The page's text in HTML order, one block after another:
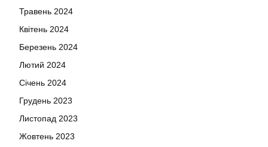
Травень 2024
Квітень 2024
Березень 2024
Лютий 2024
Січень 2024
Грудень 2023
Листопад 2023
Жовтень 2023